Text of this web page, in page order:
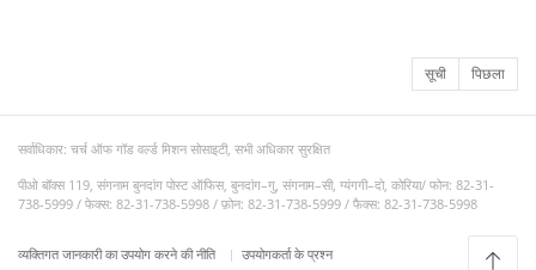
सूची पिछला
सर्वाधिकार: चर्च ऑफ गॉड वर्ल्ड मिशन सोसाइटी, सभी अधिकार सुरक्षित
पीओ बॉक्स 119, संगनाम बुनदांग पोस्ट ऑफिस, बुनदांग–गु, संगनाम–सी, ग्यंगगी–दो, कोरिया/ फोन: 82-31-
738-5999 / फेक्स: 82-31-738-5998 / फ़ोन: 82-31-738-5999 / फैक्स: 82-31-738-5998
व्यक्तिगत जानकारी का उपयोग करने की नीति उपयोगकर्ता के प्रश्न